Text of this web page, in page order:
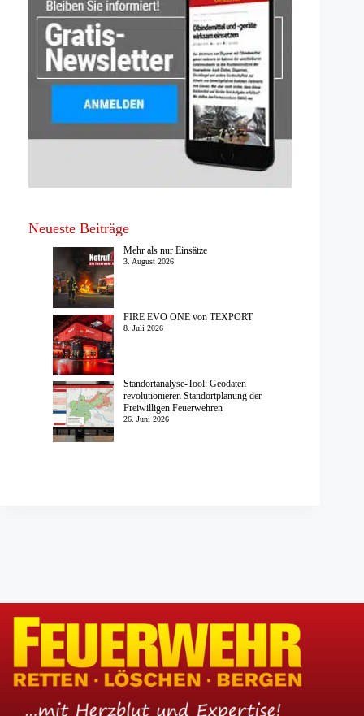
Neueste Beiträge
Mehr als nur Einsätze
3. August 2026
FIRE EVO ONE von TEXPORT
8. Juli 2026
Standortanalyse-Tool: Geodaten
revolutionieren Standortplanung der
Freiwilligen Feuerwehren
26. Juni 2026